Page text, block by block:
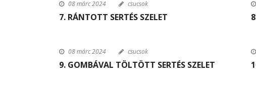
08 márc 2024 csucsok
7. RÁNTOTT SERTÉS SZELET
08 márc 2024 csucsok
9. GOMBÁVAL TÖLTÖTT SERTÉS SZELET